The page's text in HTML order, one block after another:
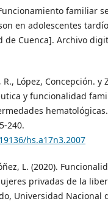
familiar
en adolescentes
de Cuenca]. Archivo
López, Concepción. y
y funcionalidad
240.
hs.a17n3.2007
L. (2020).
privadas de la
Universidad Nacional